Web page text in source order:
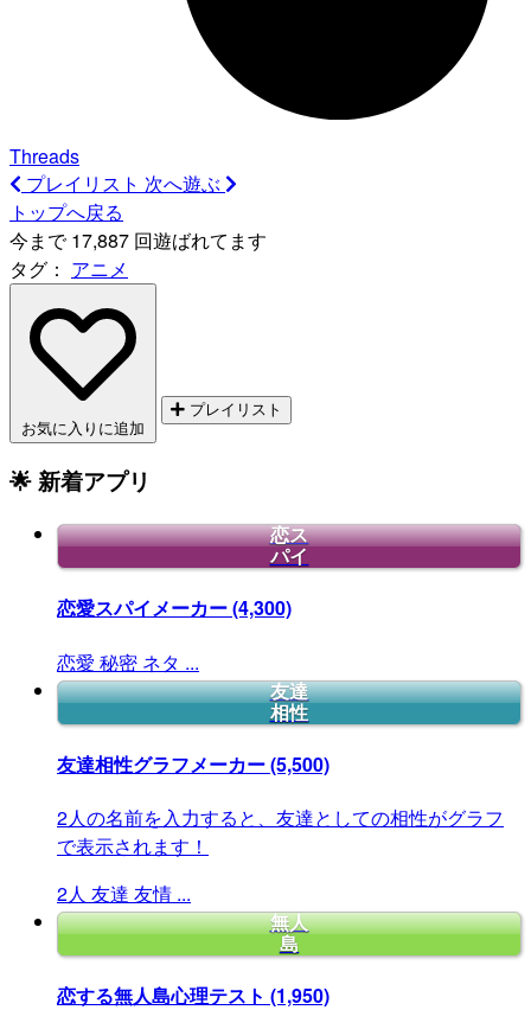
Threads
プレイリスト 次へ遊ぶ
トップへ戻る
今まで 17,887 回遊ばれてます
タグ： アニメ
お気に入りに追加
プレイリスト
🌟 新着アプリ
恋ス
パイ
恋愛スパイメーカー(4,300)
恋愛 秘密 ネタ ...
友達
相性
友達相性グラフメーカー(5,500)
2人の名前を入力すると、友達としての相性がグラフ
で表示されます！
2人 友達 友情 ...
無人
島
恋する無人島心理テスト (1,950)